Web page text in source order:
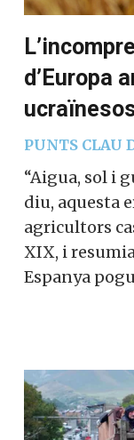
d’Europa
PUNTS CLAU
“Aigua, sol i
diu, aquesta
agricultors
XIX, i
Espanya